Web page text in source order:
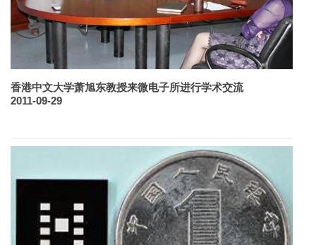
香港中文大学萧旭东教授来微电子所进行学术交流
2011-09-29